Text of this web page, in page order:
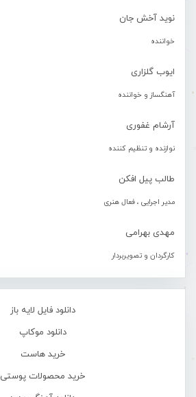
نوید آخش جان
خواننده
ایوب گلزاری
آهنگساز و خواننده
آرشام غفوری
نوازنده و تنظیم کننده
طالب پیل افکن
مدیر اجرایی ، فعال هنری
مهدی بهرامی
کارگردان و تصویربردار
دانلود فایل لایه باز
دانلود موکاپ
خرید هاست
خرید محصولات پوستی